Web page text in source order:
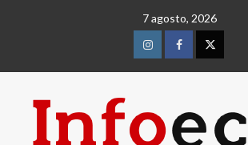
7 agosto, 2026
InstagramFacebookTwitter